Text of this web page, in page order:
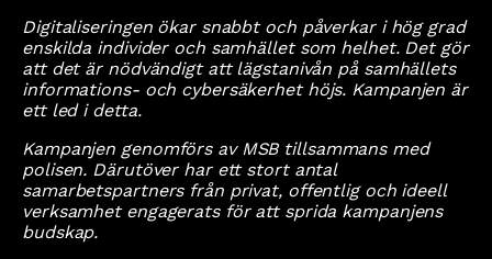
Digitaliseringen ökar snabbt och påverkar i hög grad
enskilda individer och samhället som helhet. Det gör
att det är nödvändigt att lägstanivån på samhällets
informations- och cybersäkerhet höjs. Kampanjen är
ett led i detta.
Kampanjen genomförs av MSB tillsammans med
polisen. Därutöver har ett stort antal
samarbetspartners från privat, offentlig och ideell
verksamhet engagerats för att sprida kampanjens
budskap.